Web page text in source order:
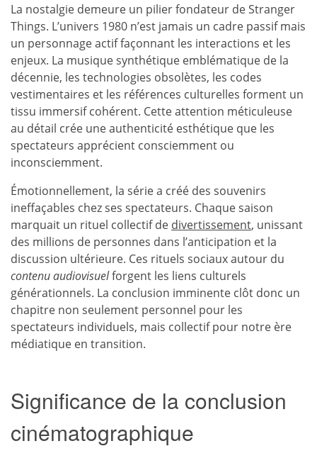
La nostalgie demeure un pilier fondateur de Stranger
Things. L’univers 1980 n’est jamais un cadre passif mais
un personnage actif façonnant les interactions et les
enjeux. La musique synthétique emblématique de la
décennie, les technologies obsolètes, les codes
vestimentaires et les références culturelles forment un
tissu immersif cohérent. Cette attention méticuleuse
au détail crée une authenticité esthétique que les
spectateurs apprécient consciemment ou
inconsciemment.
Émotionnellement, la série a créé des souvenirs
ineffaçables chez ses spectateurs. Chaque saison
marquait un rituel collectif de divertissement, unissant
des millions de personnes dans l’anticipation et la
discussion ultérieure. Ces rituels sociaux autour du
contenu audiovisuelforgent les liens culturels
générationnels. La conclusion imminente clôt donc un
chapitre non seulement personnel pour les
spectateurs individuels, mais collectif pour notre ère
médiatique en transition.
Significance de la conclusion
cinématographique